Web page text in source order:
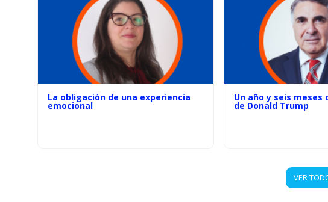
La obligación de una experiencia
emocional
Un año y seis meses
de Donald Trump
VER